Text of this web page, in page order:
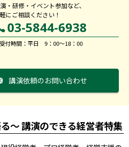
・研修・イベント参加など、
にご相談ください！
03-5844-6938
受付時間：平日 9：00～18：00
講演依頼のお問い合わせ
～ 講演のできる経営者特集